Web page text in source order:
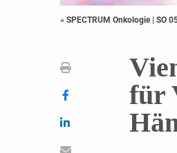
« SPECTRUM Onkologie | SO
für